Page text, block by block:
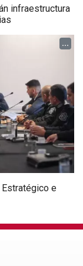
infraestructura
...
e